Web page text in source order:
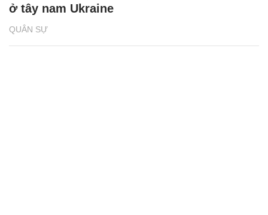
QUÂN SỰ
ở tây nam Ukraine